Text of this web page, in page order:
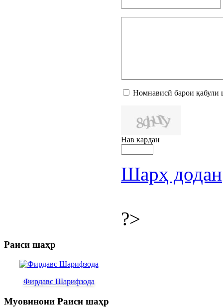
Номнависӣ барои қабули
Нав кардан
Шарҳ додан
?>
Раиси шаҳр
Фирдавс Шарифзода
Муовинони Раиси шаҳр